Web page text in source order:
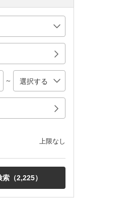
～
上限なし
索（2,225）